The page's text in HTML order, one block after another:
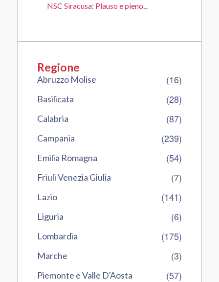
NSC Siracusa: Plauso e pieno...
Regione
Abruzzo Molise (16)
Basilicata (28)
Calabria (87)
Campania (239)
Emilia Romagna (54)
Friuli Venezia Giulia (7)
Lazio (141)
Liguria (6)
Lombardia (175)
Marche (3)
Piemonte e Valle D'Aosta (57)